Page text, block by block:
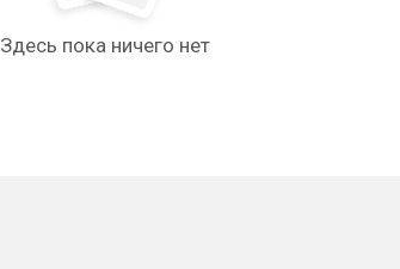
Здесь пока ничего нет